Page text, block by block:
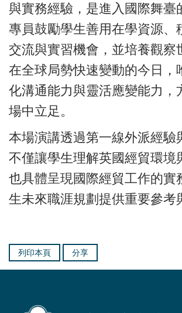
與實務經驗，是進入國際舞臺
專員鼓勵學生善用在學資源、
交流與實習機會，並培養觀察
在全球局勢快速變動的今日，
化溝通能力與靈活應變能力，
場中立足。
本場演講透過第一線外派經驗
不僅讓學生理解英國經貿環境
也具體呈現國際經貿工作的實
生未來職涯規劃提供重要參考
列印本頁 分享